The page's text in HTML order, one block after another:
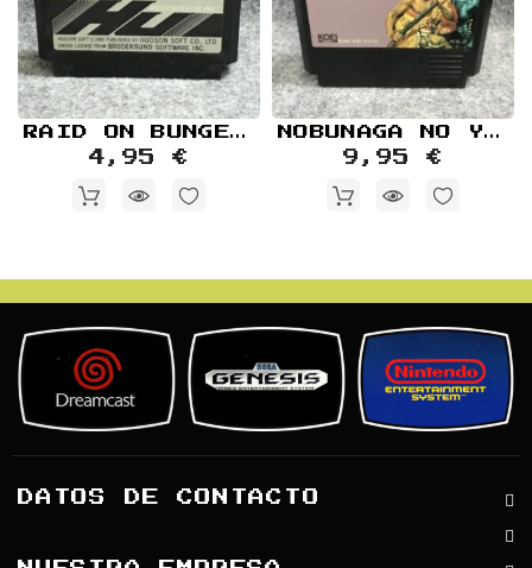
RAID ON BUNGELING BAY JAP NINTENDO FAMICOM NES
4,95 €
NOBUNAGA NO YABOU BUSHOU FUUUNROKU JAP CARTUCHO
9,95 €
DATOS DE CONTACTO